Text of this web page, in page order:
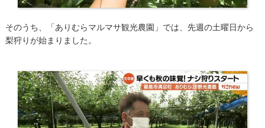
そのうち、「ありむらマルマサ観光農園」では、先週の土曜日から
梨狩りが始まりました。